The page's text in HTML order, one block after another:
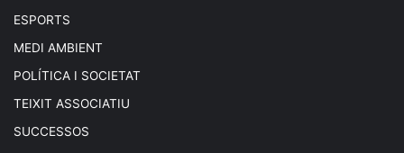
ESPORTS
MEDI AMBIENT
POLÍTICA I SOCIETAT
TEIXIT ASSOCIATIU
SUCCESSOS